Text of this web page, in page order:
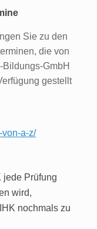
Sie zu den
die von
GmbH
gestellt
a-z/
jede Prüfung
wird,
nochmals zu